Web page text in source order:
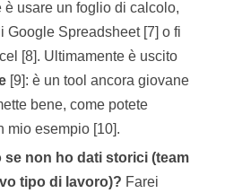
è usare un foglio di calcolo,
Google Spreadsheet [7] o fi
[8]. Ultimamente è uscito
[9]: è un tool ancora giovane
bene, come potete
mio esempio [10].
se non ho dati storici (team
tipo di lavoro)? Farei